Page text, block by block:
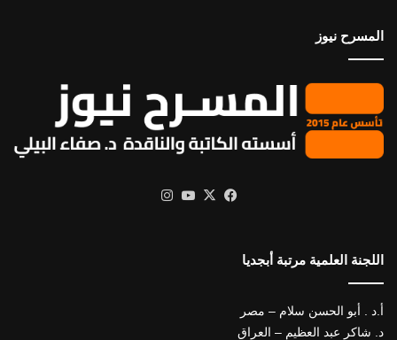
المسرح نيوز
فيسبوك
X يوتيوب
اللجنة العلمية مرتبة أبجديا
أ.د . أبو الحسن سلام – مصر
د. شاكر عبد العظيم – العراق